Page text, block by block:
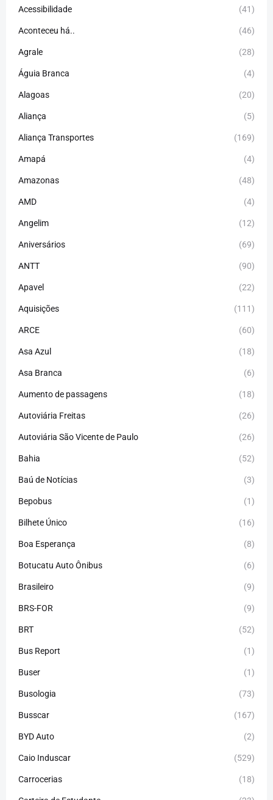
Acessibilidade (41)
Aconteceu há.. (46)
Agrale (28)
Águia Branca (4)
Alagoas (20)
Aliança (5)
Aliança Transportes (169)
Amapá (4)
Amazonas (48)
AMD (4)
Angelim (12)
Aniversários (69)
ANTT (90)
Apavel (22)
Aquisições (111)
ARCE (60)
Asa Azul (18)
Asa Branca (6)
Aumento de passagens (18)
Autoviária Freitas (26)
Autoviária São Vicente de Paulo (26)
Bahia (52)
Baú de Notícias (3)
Bepobus (1)
Bilhete Único (16)
Boa Esperança (8)
Botucatu Auto Ônibus (6)
Brasileiro (9)
BRS-FOR (9)
BRT (52)
Bus Report (1)
Buser (1)
Busologia (73)
Busscar (167)
BYD Auto (2)
Caio Induscar (529)
Carrocerias (18)